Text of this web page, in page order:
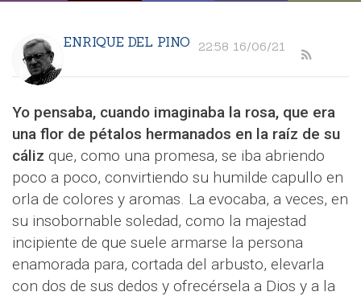
ENRIQUE DEL PINO 22:58 16/06/21
Yo pensaba, cuando imaginaba la rosa, que era
una flor de pétalos hermanados en la raíz de su
cáliz que, como una promesa, se iba abriendo
poco a poco, convirtiendo su humilde capullo en
orla de colores y aromas. La evocaba, a veces, en
su insobornable soledad, como la majestad
incipiente de que suele armarse la persona
enamorada para, cortada del arbusto, elevarla
con dos de sus dedos y ofrecérsela a Dios y a la